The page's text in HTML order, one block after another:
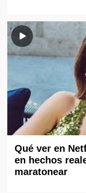
Qué ver en
en hechos
maratonear